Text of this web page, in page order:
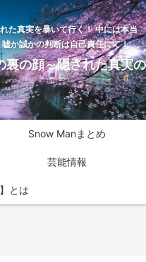
た真実を暴いて行く！ 中には本当
か誠かの判断は自己責任にて！
裏の顔～隠された真実の
Snow Manまとめ
芸能情報
とは